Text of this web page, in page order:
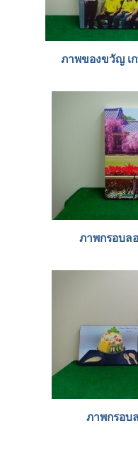
ภาพของขวัญ เ
ภาพกรอบล
ภาพกรอบ